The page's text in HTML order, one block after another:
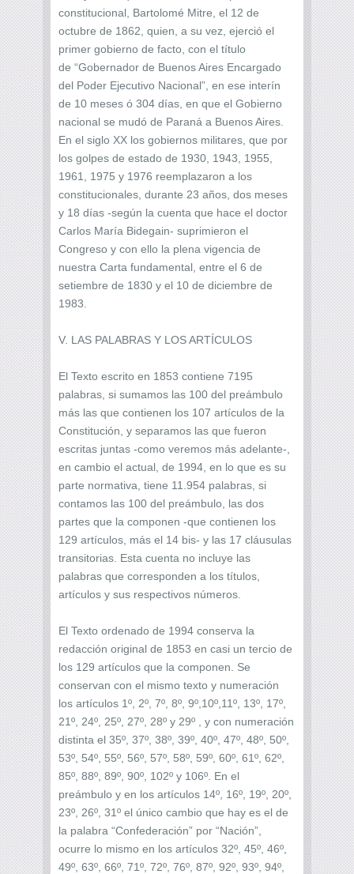
constitucional, Bartolomé Mitre, el 12 de
octubre de 1862, quien, a su vez, ejerció el
primer gobierno de facto, con el título
de “Gobernador de Buenos Aires Encargado
del Poder Ejecutivo Nacional”, en ese interín
de 10 meses ó 304 días, en que el Gobierno
nacional se mudó de Paraná a Buenos Aires.
En el siglo XX los gobiernos militares, que por
los golpes de estado de 1930, 1943, 1955,
1961, 1975 y 1976 reemplazaron a los
constitucionales, durante 23 años, dos meses
y 18 días -según la cuenta que hace el doctor
Carlos María Bidegain- suprimieron el
Congreso y con ello la plena vigencia de
nuestra Carta fundamental, entre el 6 de
setiembre de 1830 y el 10 de diciembre de
1983.
V. LAS PALABRAS Y LOS ARTÍCULOS
El Texto escrito en 1853 contiene 7195
palabras, si sumamos las 100 del preámbulo
más las que contienen los 107 artículos de la
Constitución, y separamos las que fueron
escritas juntas -como veremos más adelante-,
en cambio el actual, de 1994, en lo que es su
parte normativa, tiene 11.954 palabras, si
contamos las 100 del preámbulo, las dos
partes que la componen -que contienen los
129 artículos, más el 14 bis- y las 17 cláusulas
transitorias. Esta cuenta no incluye las
palabras que corresponden a los títulos,
artículos y sus respectivos números.
El Texto ordenado de 1994 conserva la
redacción original de 1853 en casi un tercio de
los 129 artículos que la componen. Se
conservan con el mismo texto y numeración
los artículos 1º, 2º, 7º, 8º, 9º,10º,11º, 13º, 17º,
21º, 24º, 25º, 27º, 28º y 29º , y con numeración
distinta el 35º, 37º, 38º, 39º, 40º, 47º, 48º, 50º,
53º, 54º, 55º, 56º, 57º, 58º, 59º, 60º, 61º, 62º,
85º, 88º, 89º, 90º, 102º y 106º. En el
preámbulo y en los artículos 14º, 16º, 19º, 20º,
23º, 26º, 31º el único cambio que hay es el de
la palabra “Confederación” por “Nación”,
ocurre lo mismo en los artículos 32º, 45º, 46º,
49º, 63º, 66º, 71º, 72º, 76º, 87º, 92º, 93º, 94º,